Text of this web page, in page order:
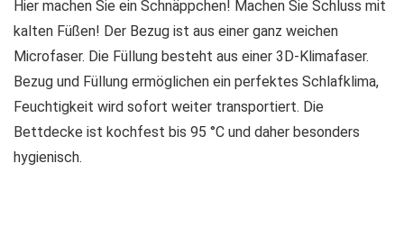
Hier machen Sie ein Schnäppchen! Machen Sie Schluss mit
kalten Füßen! Der Bezug ist aus einer ganz weichen
Microfaser. Die Füllung besteht aus einer 3D-Klimafaser.
Bezug und Füllung ermöglichen ein perfektes Schlafklima,
Feuchtigkeit wird sofort weiter transportiert. Die
Bettdecke ist kochfest bis 95 °C und daher besonders
hygienisch.